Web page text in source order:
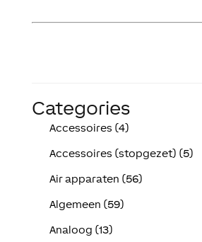
Categories
Accessoires (4)
Accessoires (stopgezet) (5)
Air apparaten (56)
Algemeen (59)
Analoog (13)